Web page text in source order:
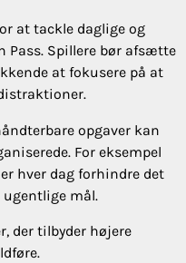
at tackle daglige og
Pass. Spillere bør afsætte
at fokusere på at
opgaver kan
For eksempel
hver dag forhindre det
mål.
der tilbyder højere